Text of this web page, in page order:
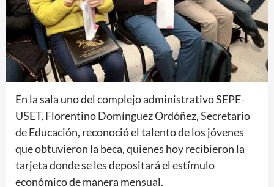
En la sala uno del complejo administrativo SEPE-
USET, Florentino Domínguez Ordóñez, Secretario
de Educación, reconoció el talento de los jóvenes
que obtuvieron la beca, quienes hoy recibieron la
tarjeta donde se les depositará el estímulo
económico de manera mensual.